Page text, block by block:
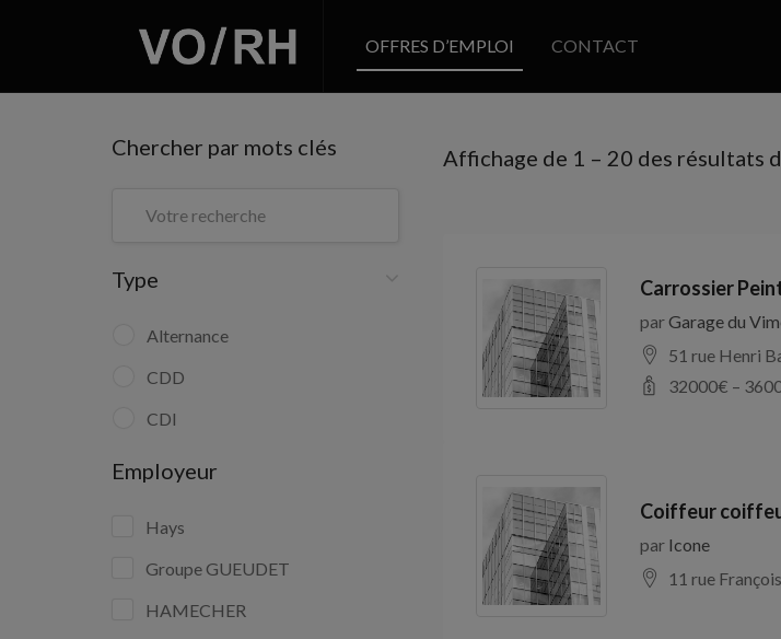
OFFRES D’EMPLOI CONTACT
Chercher par mots clés
Type
Alternance
CDD
CDI
Employeur
Hays
Groupe GUEUDET
HAMECHER
Affichage de 1 – 20 des résultats
Carrossier
parGarage du
51 rue Henri
32000€ –
Coiffeur
par Icone
11 rue